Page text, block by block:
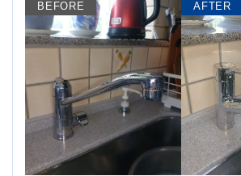
BEFORE AFTER